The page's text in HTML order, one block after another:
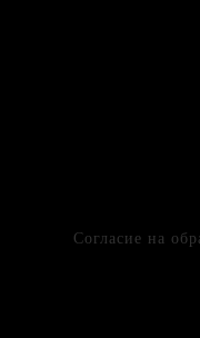
Согласие на